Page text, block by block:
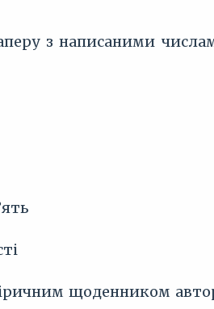
з написаними
щоденником